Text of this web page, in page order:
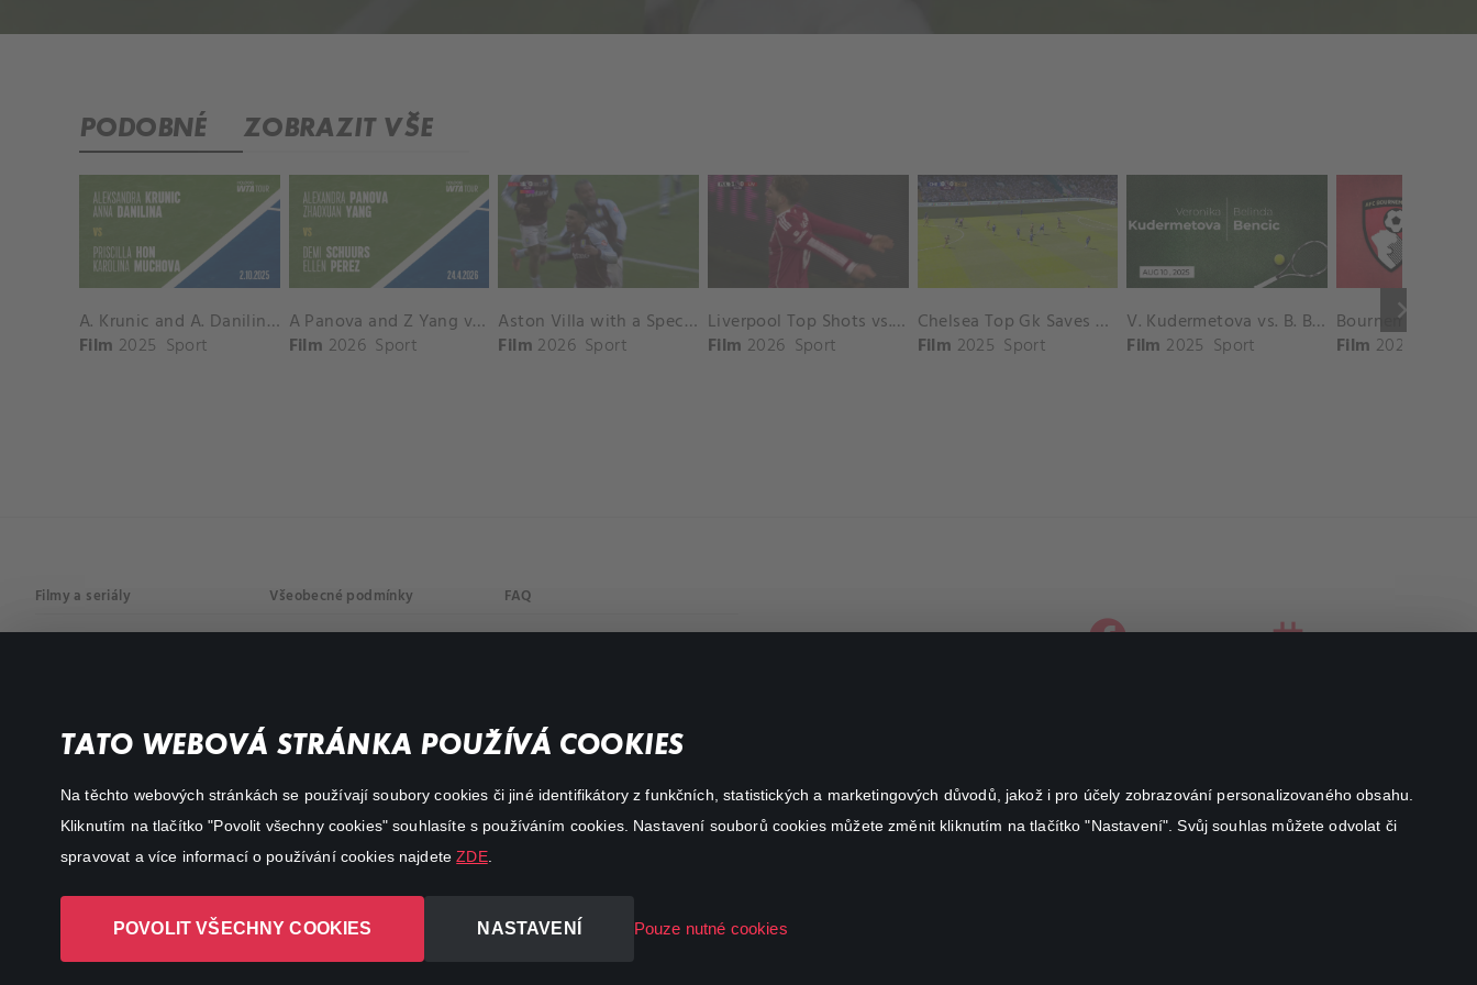
TATO WEBOVÁ STRÁNKA POUŽÍVÁ COOKIES
Na těchto webových stránkách se používají soubory cookies či jiné identifikátory z funkčních, statistických a marketingových důvodů, jakož i pro účely zobrazování personalizovaného obsahu.
Kliknutím na tlačítko "Povolit všechny cookies" souhlasíte s používáním cookies. Nastavení souborů cookies můžete změnit kliknutím na tlačítko "Nastavení". Svůj souhlas můžete odvolat či
spravovat a více informací o používání cookies najdeteZDE.
POVOLIT VŠECHNY COOKIES NASTAVENÍ Pouze nutné cookies
PODOBNÉ ZOBRAZIT VŠE
keyboard_arrow_right
A. Krunic and A. Danilina vs. P. Hon and K. Muchova Match Highlights - BEIJING_Capital Group Diamond ( October 02, 2025)
Film 2025 Sport
A Panova and Z Yang vs D Schuurs and E Perez Match Highlights - MADRID_Court 8 ( April 24, 2026)
Film 2026 Sport
Aston Villa with a Spectacular Goal vs. Nottingham Forest
Film 2026 Sport
Liverpool Top Shots vs. Fulham
Film 2026 Sport
Chelsea Top Gk Saves vs. Crystal Palace
Film 2025 Sport
V. Kudermetova vs. B. Bencic Match Highlights - CINCINNATI_Champions Court ( August 10, 2025)
Film 2025 Sport Film 2025
Filmy a seriály
Akční
Všeobecné podmínky FAQ
facebookinstagram
Canal+ Luxembourg S. à r.l. se sídlem Rue Albert Borschette 4,